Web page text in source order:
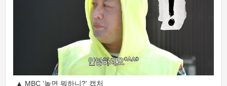
▲ MBC ‘놀면 뭐하니?’ 캡처